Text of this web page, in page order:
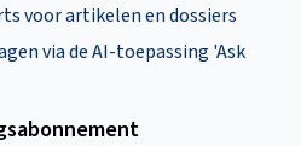
voor artikelen en dossiers
via de AI-toepassing 'Ask